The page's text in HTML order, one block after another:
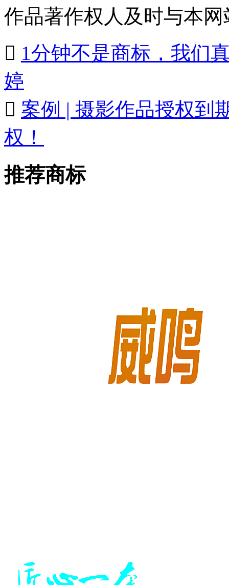
作品著作权人及时与本
 1分钟不是商标，我们
婷
 案例 | 摄影作品授权到
权！
推荐商标